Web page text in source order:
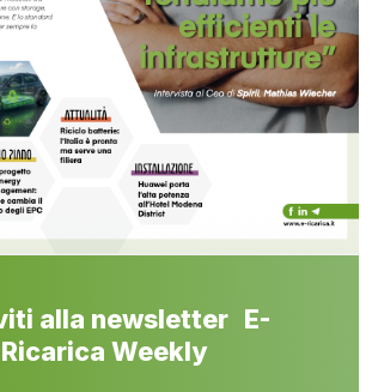
alla newsletter E-
Ricarica Weekly